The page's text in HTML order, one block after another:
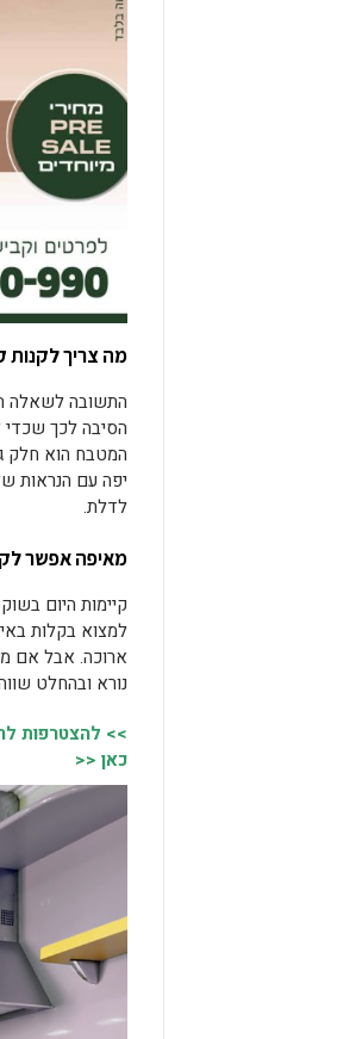
מה צריך
התשובה לשאלה
הסיבה לכך שכדי
המטבח הוא חלק
יפה עם הנראות
לדלת.
מאיפה אפשר
קיימות היום
למצוא בקלות
ארוכה. אבל אם
נורא ובהחלט
>> להצטרפות
כאן <<